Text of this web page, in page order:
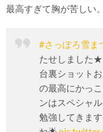
最高すぎて胸が苦しい。
#さっぽろ雪ま
たせしました★
台裏ショット
の最高にかっ
ンはスペシャ
勉強してきま